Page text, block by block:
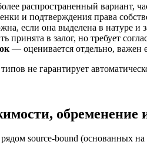
распространенный вариант,
и подтверждения права
если она выделена в натуре и
принята в залог, но требует
— оценивается отдельно, важен
не гарантирует
обременение
рядом source-bound (основанных